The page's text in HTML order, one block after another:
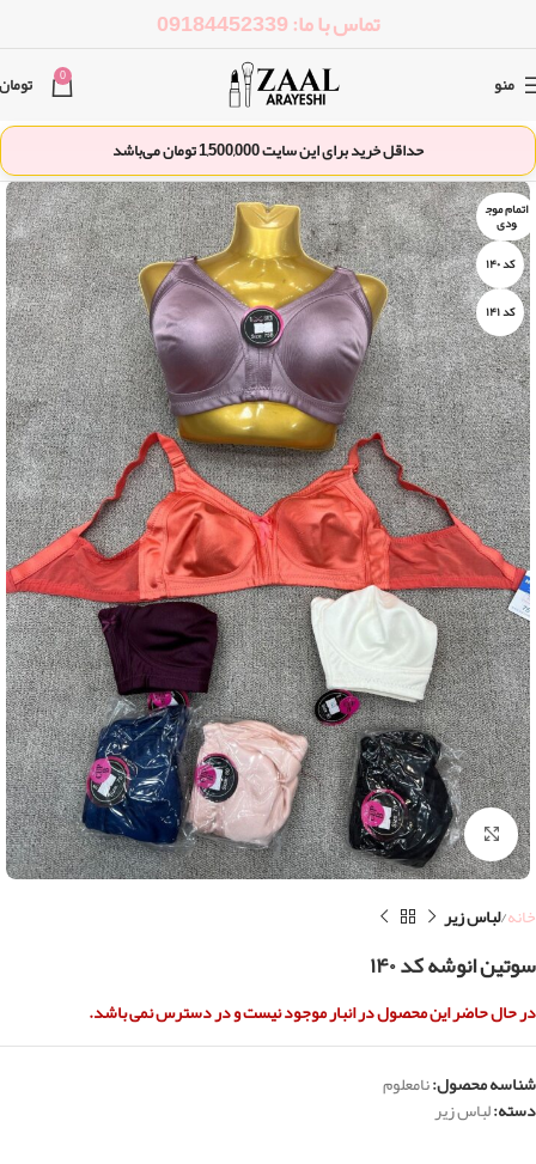
تماس با ما: 09184452339
منو 0 تومان
حداقل خرید برای این سایت1,500,000تومان می‌باشد
اتمام موج
ودی
کد ۱۴۰
کد ۱۴۱
بزرگنمایی تصویر
خانه لباس زیر
سوتین انوشه کد ۱۴۰
در حال حاضر این محصول در انبار موجود نیست و در دسترس نمی باشد.
شناسه محصول:نامعلوم
دسته:لباس زیر